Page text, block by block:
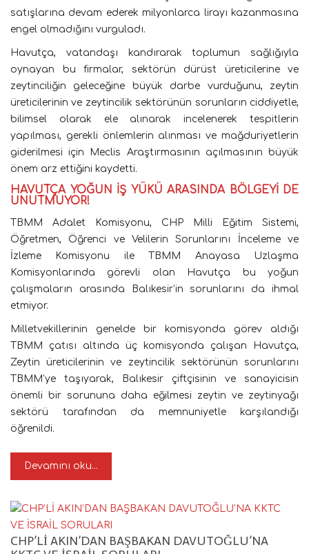
satışlarına devam ederek milyonlarca lirayı kazanmasına
engel olmadığını vurguladı.
Havutça, vatandaşı kandırarak toplumun sağlığıyla
oynayan bu firmalar, sektörün dürüst üreticilerine ve
zeytinciliğin geleceğine büyük darbe vurduğunu, zeytin
üreticilerinin ve zeytincilik sektörünün sorunların ciddiyetle,
bilimsel olarak ele alınarak incelenerek tespitlerin
yapılması, gerekli önlemlerin alınması ve mağduriyetlerin
giderilmesi için Meclis Araştırmasının açılmasının büyük
önem arz ettiğini kaydetti.
HAVUTÇA YOĞUN İŞ YÜKÜ ARASINDA BÖLGEYİ DE
UNUTMUYOR!
TBMM Adalet Komisyonu, CHP Milli Eğitim Sistemi,
Öğretmen, Öğrenci ve Velilerin Sorunlarını İnceleme ve
İzleme Komisyonu ile TBMM Anayasa Uzlaşma
Komisyonlarında görevli olan Havutça bu yoğun
çalışmaların arasında Balıkesir’in sorunlarını da ihmal
etmiyor.
Milletvekillerinin genelde bir komisyonda görev aldığı
TBMM çatısı altında üç komisyonda çalışan Havutça,
Zeytin üreticilerinin ve zeytincilik sektörünün sorunlarını
TBMM’ye taşıyarak, Balıkesir çiftçisinin ve sanayicisin
önemli bir sorununa daha eğilmesi zeytin ve zeytinyağı
sektörü tarafından da memnuniyetle karşılandığı
öğrenildi.
Devamını oku...
CHP’Lİ AKIN’DAN BAŞBAKAN DAVUTOĞLU’NA